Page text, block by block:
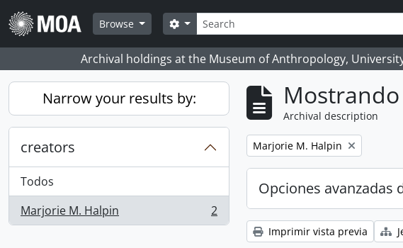
Skip to main content
Browse
Búsqueda
Search options
Archival holdings at the Museum of Anthropology,
Narrow your results by:
creators
Todos
Marjorie M. Halpin
, 2 resultados 2
Archival description
Remove filter:
Marjorie M. Halpin
Opciones avanzadas
Imprimir vista previa